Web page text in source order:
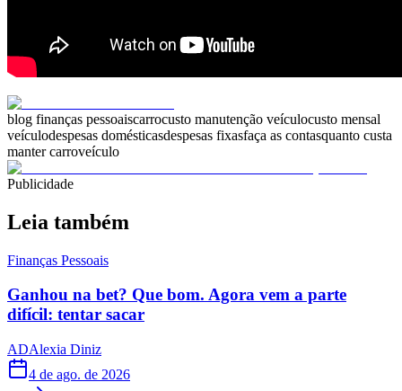
blog finanças pessoaiscarrocusto manutenção veículocusto mensal
veículodespesas domésticasdespesas fixasfaça as contasquanto custa
manter carroveículo
Publicidade
Leia também
Finanças Pessoais
Ganhou na bet? Que bom. Agora vem a parte
difícil: tentar sacar
ADAlexia Diniz
4 de ago. de 2026